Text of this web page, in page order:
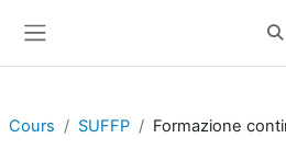
Cours SUFFP Formazione